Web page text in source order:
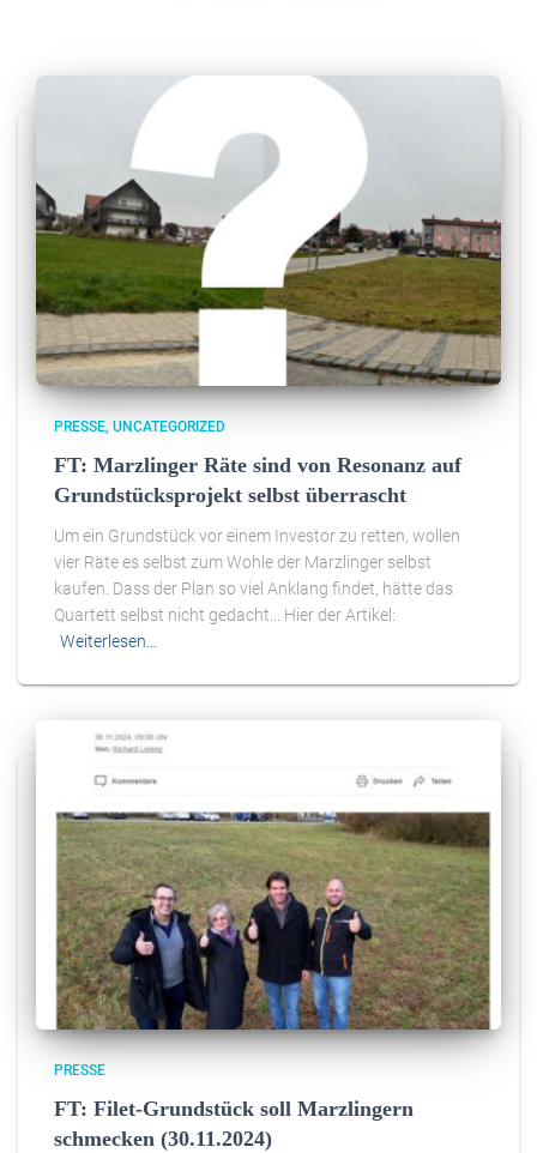
PRESSE UNCATEGORIZED
FT: Marzlinger Räte sind von Resonanz auf
Grundstücksprojekt selbst überrascht
Um ein Grundstück vor einem Investor zu retten, wollen
vier Räte es selbst zum Wohle der Marzlinger selbst
kaufen. Dass der Plan so viel Anklang findet, hätte das
Quartett selbst nicht gedacht... Hier der Artikel:
Weiterlesen…
PRESSE
FT: Filet-Grundstück soll Marzlingern
schmecken (30.11.2024)